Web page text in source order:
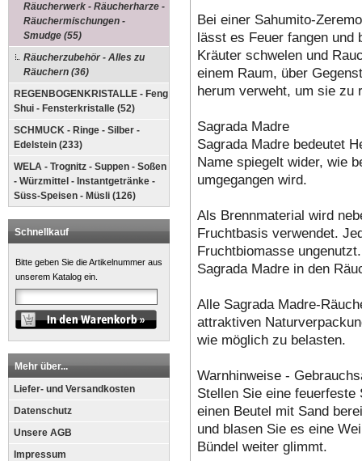
Räucherwerk - Räucherharze -
Räuchermischungen -
Smudge (55)
Räucherzubehör - Alles zu
Räuchern (36)
REGENBOGENKRISTALLE - Feng
Shui - Fensterkristalle (52)
SCHMUCK - Ringe - Silber -
Edelstein (233)
WELA - Trognitz - Suppen - Soßen
- Würzmittel - Instantgetränke -
Süss-Speisen - Müsli (126)
Schnellkauf
Bitte geben Sie die Artikelnummer aus
unserem Katalog ein.
Mehr über...
Liefer- und Versandkosten
Datenschutz
Unsere AGB
Impressum
Bei einer Sahumito-
lässt es Feuer fangen und
Kräuter schwelen und
einem Raum, über
herum verweht, um sie zu
Sagrada Madre
Sagrada Madre bedeutet
Name spiegelt wider, wie
umgegangen wird.
Als Brennmaterial wird
Fruchtbasis verwendet.
Fruchtbiomasse
Sagrada Madre in den
Alle Sagrada Madre-
attraktiven
wie möglich zu belasten.
Warnhinweise -
Stellen Sie eine feuerfeste
einen Beutel mit Sand
und blasen Sie es eine
Bündel weiter glimmt.